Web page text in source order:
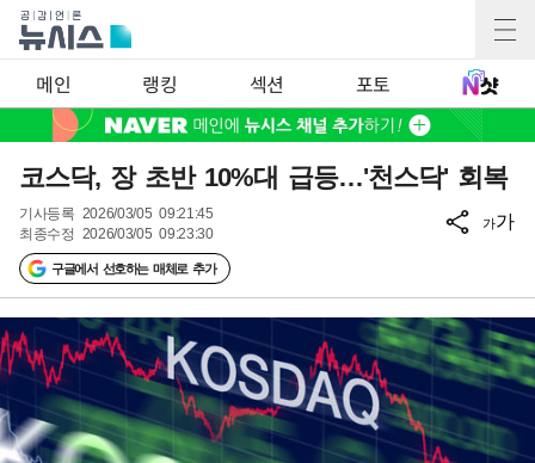
메인 랭킹 섹션 포토
코스닥, 장 초반 10%대 급등…'천스닥' 회복
기사등록 2026/03/05 09:21:45
최종수정 2026/03/05 09:23:30
구글에서 선호하는 매체로 추가
가가